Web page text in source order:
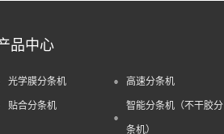
品中心
光学膜分条机 高速分条机
贴合分条机 智能分条机（不干胶分
条机）